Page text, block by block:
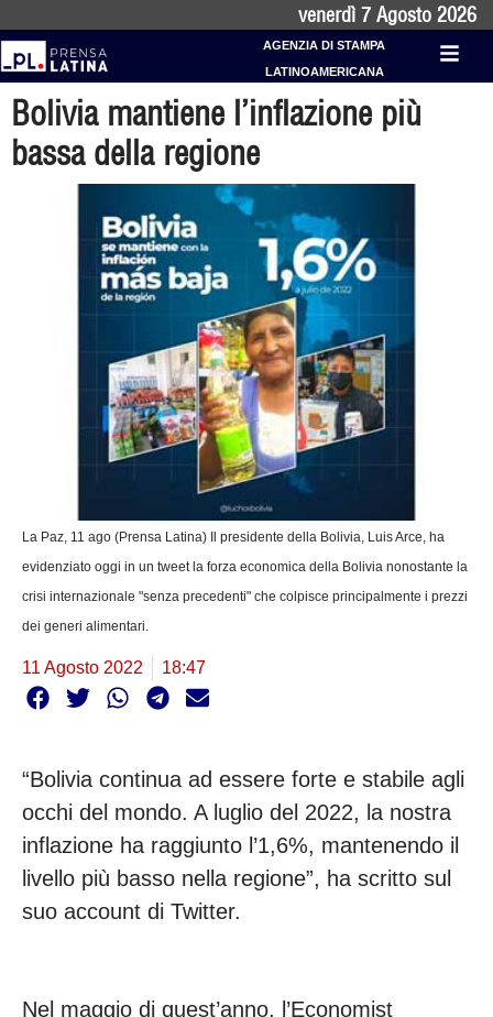
venerdì 7 Agosto 2026
AGENZIA DI STAMPA
LATINOAMERICANA
Bolivia mantiene l’inflazione più
bassa della regione
La Paz, 11 ago (Prensa Latina) Il presidente della Bolivia, Luis Arce, ha
evidenziato oggi in un tweet la forza economica della Bolivia nonostante la
crisi internazionale "senza precedenti" che colpisce principalmente i prezzi
dei generi alimentari.
11 Agosto 2022 18:47
“Bolivia continua ad essere forte e stabile agli
occhi del mondo. A luglio del 2022, la nostra
inflazione ha raggiunto l’1,6%, mantenendo il
livello più basso nella regione”, ha scritto sul
suo account di Twitter.
Nel maggio di quest’anno, l’Economist